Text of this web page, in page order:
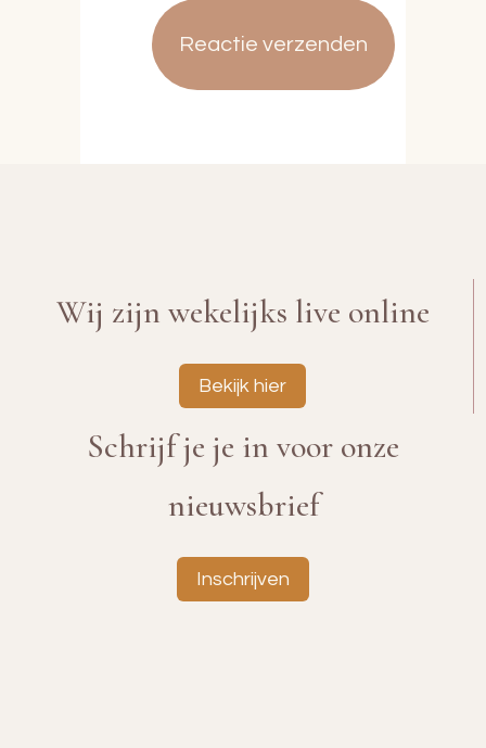
Wij zijn wekelijks live online
Bekijk hier
Schrijf je je in voor onze
nieuwsbrief
Inschrijven